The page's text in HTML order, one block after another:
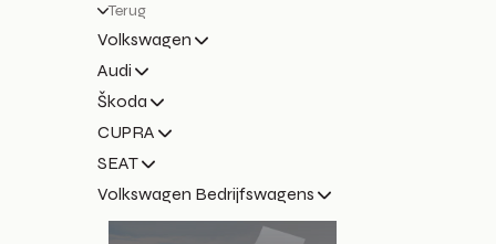
Terug
Volkswagen
Audi
Škoda
CUPRA
SEAT
Volkswagen Bedrijfswagens